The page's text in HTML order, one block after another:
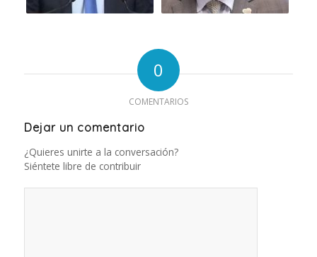
0
COMENTARIOS
Dejar un comentario
¿Quieres unirte a la conversación?
Siéntete libre de contribuir